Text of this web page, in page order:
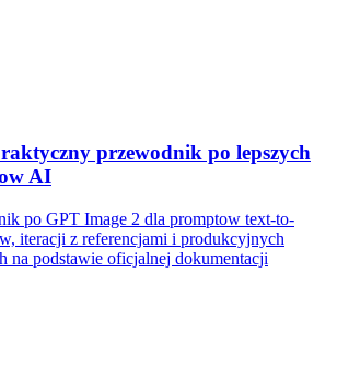
przewodnik po lepszych
AI
po GPT Image 2 dla promptow text-to-
iteracji z referencjami i produkcyjnych
podstawie oficjalnej dokumentacji